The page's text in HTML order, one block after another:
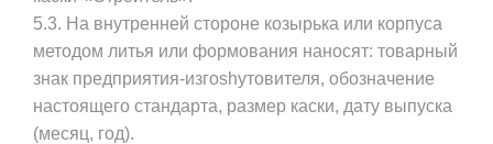
5.3. На внутренней стороне козырька или корпуса
методом литья или формования наносят: товарный
знак предприятия-изгоshyтовителя, обозначение
настоящего стандарта, размер каски, дату выпуска
(месяц, год).